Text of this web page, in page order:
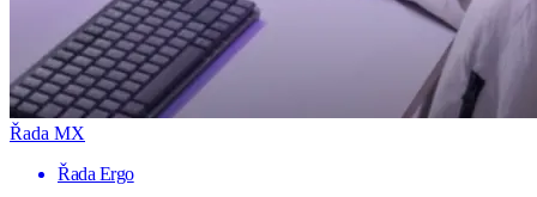
Řada MX
Řada Ergo